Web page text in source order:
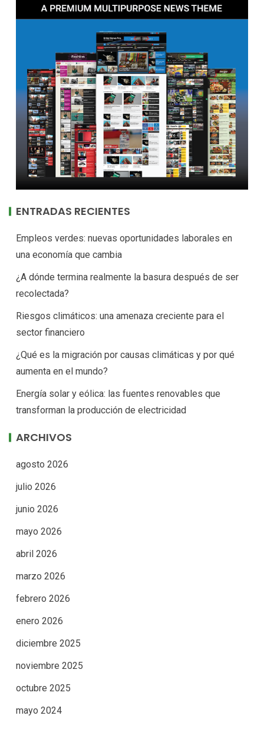
ENTRADAS RECIENTES
Empleos verdes: nuevas oportunidades laborales en
una economía que cambia
¿A dónde termina realmente la basura después de ser
recolectada?
Riesgos climáticos: una amenaza creciente para el
sector financiero
¿Qué es la migración por causas climáticas y por qué
aumenta en el mundo?
Energía solar y eólica: las fuentes renovables que
transforman la producción de electricidad
ARCHIVOS
agosto 2026
julio 2026
junio 2026
mayo 2026
abril 2026
marzo 2026
febrero 2026
enero 2026
diciembre 2025
noviembre 2025
octubre 2025
mayo 2024